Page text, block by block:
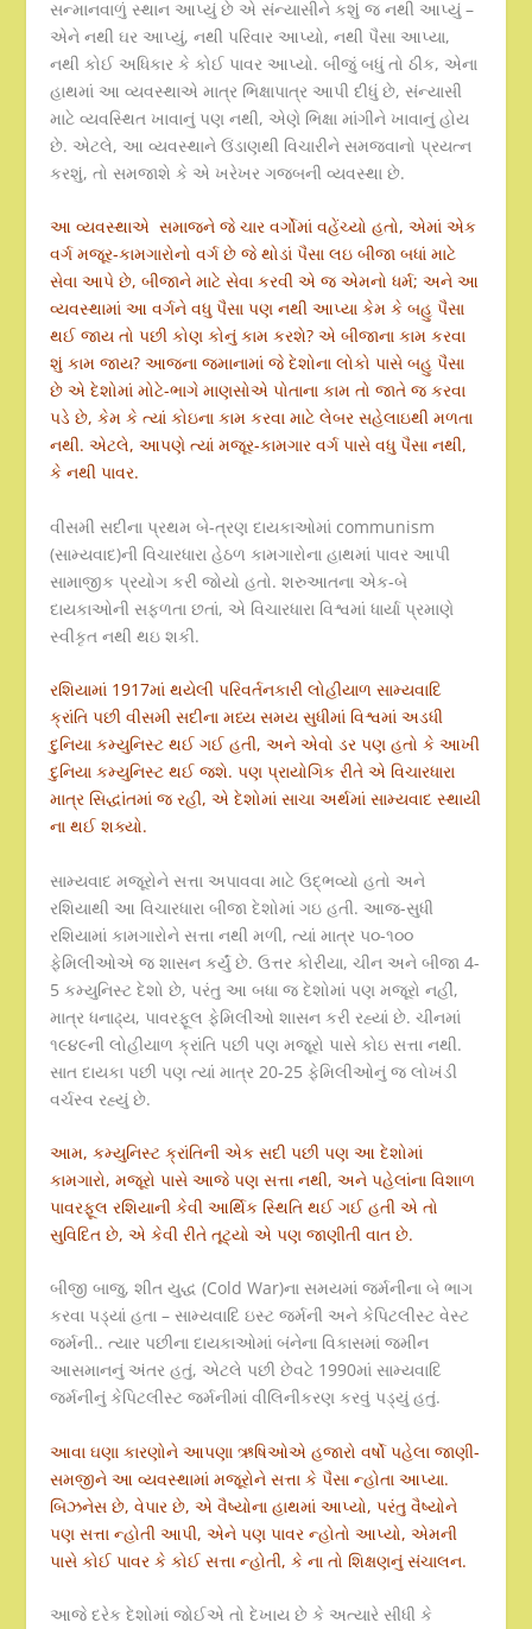
સન્માનવાળું સ્થાન આપ્યું છે એ સંન્યાસીને કશું જ નથી આપ્યું –
એને નથી ઘર આપ્યું, નથી પરિવાર આપ્યો, નથી પૈસા આપ્યા,
નથી કોઈ અધિકાર કે કોઈ પાવર આપ્યો. બીજું બધું તો ઠીક, એના
હાથમાં આ વ્યવસ્થાએ માત્ર ભિક્ષાપાત્ર આપી દીધું છે, સંન્યાસી
માટે વ્યવસ્થિત ખાવાનું પણ નથી, એણે ભિક્ષા માંગીને ખાવાનું હોય
છે. એટલે, આ વ્યવસ્થાને ઉંડાણથી વિચારીને સમજવાનો પ્રયત્ન
કરશું, તો સમજાશે કે એ ખરેખર ગજબની વ્યવસ્થા છે.
આ વ્યવસ્થાએ સમાજને જે ચાર વર્ગોમાં વહેંચ્યો હતો, એમાં એક
વર્ગ મજૂર-કામગારોનો વર્ગ છે જે થોડાં પૈસા લઇ બીજા બધાં માટે
સેવા આપે છે, બીજાને માટે સેવા કરવી એ જ એમનો ધર્મ; અને આ
વ્યવસ્થામાં આ વર્ગને વધુ પૈસા પણ નથી આપ્યા કેમ કે બહુ પૈસા
થઈ જાય તો પછી કોણ કોનું કામ કરશે? એ બીજાના કામ કરવા
શું કામ જાય? આજના જમાનામાં જે દેશોના લોકો પાસે બહુ પૈસા
છે એ દેશોમાં મોટે-ભાગે માણસોએ પોતાના કામ તો જાતે જ કરવા
પડે છે, કેમ કે ત્યાં કોઇના કામ કરવા માટે લેબર સહેલાઇથી મળતા
નથી. એટલે, આપણે ત્યાં મજૂર-કામગાર વર્ગ પાસે વધુ પૈસા નથી,
કે નથી પાવર.
વીસમી સદીના પ્રથમ બે-ત્રણ દાયકાઓમાં communism
(સામ્યવાદ)ની વિચારધારા હેઠળ કામગારોના હાથમાં પાવર આપી
સામાજીક પ્રયોગ કરી જોયો હતો. શરુઆતના એક-બે
દાયકાઓની સફળતા છતાં, એ વિચારધારા વિશ્વમાં ધાર્યા પ્રમાણે
સ્વીકૃત નથી થઇ શકી.
રશિયામાં 1917માં થયેલી પરિવર્તનકારી લોહીયાળ સામ્યવાદિ
ક્રાંતિ પછી વીસમી સદીના મધ્ય સમય સુધીમાં વિશ્વમાં અડધી
દુનિયા કમ્યુનિસ્ટ થઈ ગઈ હતી, અને એવો ડર પણ હતો કે આખી
દુનિયા કમ્યુનિસ્ટ થઈ જશે. પણ પ્રાયોગિક રીતે એ વિચારધારા
માત્ર સિદ્ધાંતમાં જ રહી, એ દેશોમાં સાચા અર્થમાં સામ્યવાદ સ્થાયી
ના થઈ શક્યો.
સામ્યવાદ મજૂરોને સત્તા અપાવવા માટે ઉદ્ભવ્યો હતો અને
રશિયાથી આ વિચારધારા બીજા દેશોમાં ગઇ હતી. આજ-સુધી
રશિયામાં કામગારોને સત્તા નથી મળી, ત્યાં માત્ર ૫૦-૧૦૦
ફેમિલીઓએ જ શાસન કર્યું છે. ઉત્તર કોરીયા, ચીન અને બીજા 4-
5 કમ્યુનિસ્ટ દેશો છે, પરંતુ આ બધા જ દેશોમાં પણ મજૂરો નહીં,
માત્ર ધનાઢ્ય, પાવરફૂલ ફેમિલીઓ શાસન કરી રહ્યાં છે. ચીનમાં
૧૯૪૯ની લોહીયાળ ક્રાંતિ પછી પણ મજૂરો પાસે કોઇ સત્તા નથી.
સાત દાયકા પછી પણ ત્યાં માત્ર 20-25 ફેમિલીઓનું જ લોખંડી
વર્ચસ્વ રહ્યું છે.
આમ, કમ્યુનિસ્ટ ક્રાંતિની એક સદી પછી પણ આ દેશોમાં
કામગારો, મજૂરો પાસે આજે પણ સત્તા નથી, અને પહેલાંના વિશાળ
પાવરફૂલ રશિયાની કેવી આર્થિક સ્થિતિ થઈ ગઈ હતી એ તો
સુવિદિત છે, એ કેવી રીતે તૂટ્યો એ પણ જાણીતી વાત છે.
બીજી બાજુ, શીત યુદ્ધ (Cold War)ના સમયમાં જર્મનીના બે ભાગ
કરવા પડ્યાં હતા – સામ્યવાદિ ઇસ્ટ જર્મની અને કેપિટલીસ્ટ વેસ્ટ
જર્મની.. ત્યાર પછીના દાયકાઓમાં બંનેના વિકાસમાં જમીન
આસમાનનું અંતર હતું, એટલે પછી છેવટે 1990માં સામ્યવાદિ
જર્મનીનું કેપિટલીસ્ટ જર્મનીમાં વીલિનીકરણ કરવું પડ્યું હતું.
આવા ઘણા કારણોને આપણા ઋષિઓએ હજારો વર્ષો પહેલા જાણી-
સમજીને આ વ્યવસ્થામાં મજૂરોને સત્તા કે પૈસા ન્હોતા આપ્યા.
બિઝનેસ છે, વેપાર છે, એ વૈષ્યોના હાથમાં આપ્યો, પરંતુ વૈષ્યોને
પણ સત્તા ન્હોતી આપી, એને પણ પાવર ન્હોતો આપ્યો, એમની
પાસે કોઈ પાવર કે કોઈ સત્તા ન્હોતી, કે ના તો શિક્ષણનું સંચાલન.
આજે દરેક દેશોમાં જોઈએ તો દેખાય છે કે અત્યારે સીધી કે